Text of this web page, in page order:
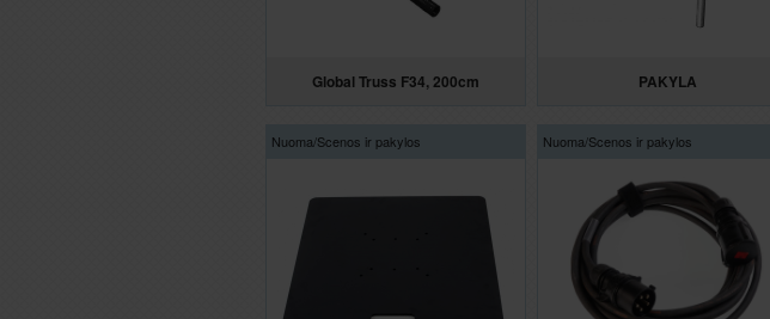
Global Truss F34, 200cm PAKYLA
Nuoma/Scenos ir pakylos Nuoma/Scenos ir pakylos